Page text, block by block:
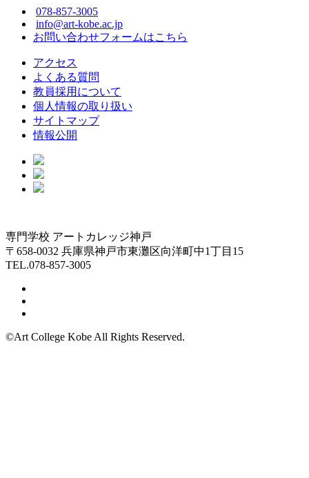
078-857-3005
info@art-kobe.ac.jp
お問い合わせフォームはこちら
アクセス
よくある質問
教員採用について
個人情報の取り扱い
サイトマップ
情報公開
専門学校 アートカレッジ神戸
〒658-0032 兵庫県神戸市東灘区向洋町中1丁目15
TEL.078-857-3005
©Art College Kobe All Rights Reserved.